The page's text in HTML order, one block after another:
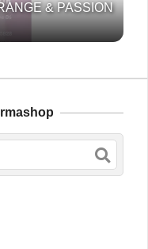
& PASSION